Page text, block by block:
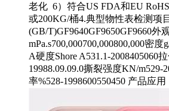
老化 6）符合US FDA和EU
或200KG/桶4.典型物性表检测项
(GB/T)GF9640GF9650GF9660外
mPa.s700,000700,000800,000密度
A硬度Shore A531.1-2008405060
19988.09.09.0撕裂强度KN/m529-
率%528-1998600550450 产品应